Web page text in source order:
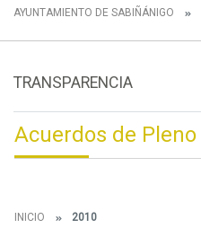
AYUNTAMIENTO DE SABIÑÁNIGO
TRANSPARENCIA
Acuerdos de Pleno
INICIO 2010